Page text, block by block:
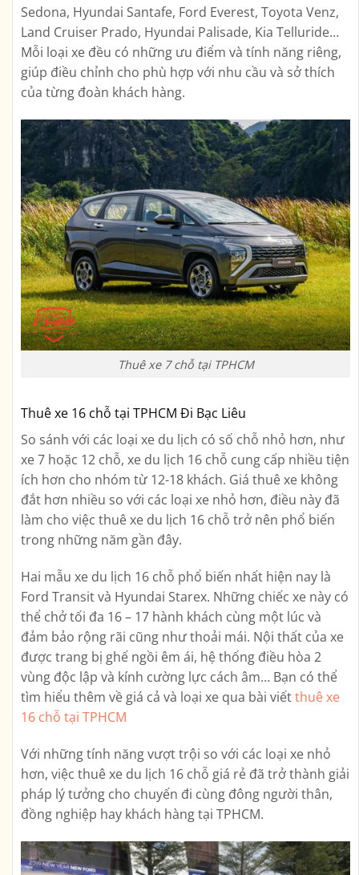
Sedona, Hyundai Santafe, Ford Everest, Toyota Venz,
Land Cruiser Prado, Hyundai Palisade, Kia Telluride…
Mỗi loại xe đều có những ưu điểm và tính năng riêng,
giúp điều chỉnh cho phù hợp với nhu cầu và sở thích
của từng đoàn khách hàng.
Thuê xe 7 chỗ tại TPHCM
Thuê xe 16 chỗ tại TPHCM Đi Bạc Liêu
So sánh với các loại xe du lịch có số chỗ nhỏ hơn, như
xe 7 hoặc 12 chỗ, xe du lịch 16 chỗ cung cấp nhiều tiện
ích hơn cho nhóm từ 12-18 khách. Giá thuê xe không
đắt hơn nhiều so với các loại xe nhỏ hơn, điều này đã
làm cho việc thuê xe du lịch 16 chỗ trở nên phổ biến
trong những năm gần đây.
Hai mẫu xe du lịch 16 chỗ phổ biến nhất hiện nay là
Ford Transit và Hyundai Starex. Những chiếc xe này có
thể chở tối đa 16 – 17 hành khách cùng một lúc và
đảm bảo rộng rãi cũng như thoải mái. Nội thất của xe
được trang bị ghế ngồi êm ái, hệ thống điều hòa 2
vùng độc lập và kính cường lực cách âm… Bạn có thể
tìm hiểu thêm về giá cả và loại xe qua bài viếtthuê xe
16 chỗ tại TPHCM
Với những tính năng vượt trội so với các loại xe nhỏ
hơn, việc thuê xe du lịch 16 chỗ giá rẻ đã trở thành giải
pháp lý tưởng cho chuyến đi cùng đông người thân,
đồng nghiệp hay khách hàng tại TPHCM.